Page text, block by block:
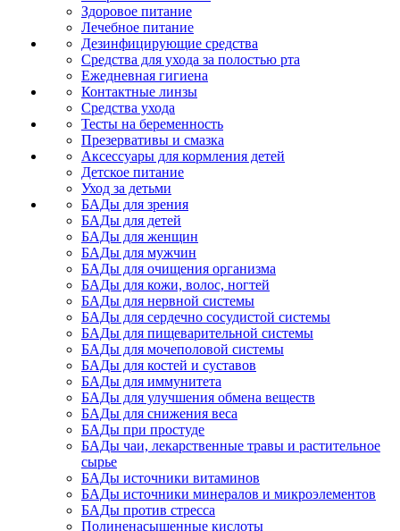
Здоровое питание
Лечебное питание
Дезинфицирующие средства
Средства для ухода за полостью рта
Ежедневная гигиена
Контактные линзы
Средства ухода
Тесты на беременность
Презервативы и смазка
Аксессуары для кормления детей
Детское питание
Уход за детьми
БАДы для зрения
БАДы для детей
БАДы для женщин
БАДы для мужчин
БАДы для очищения организма
БАДы для кожи, волос, ногтей
БАДы для нервной системы
БАДы для сердечно сосудистой системы
БАДы для пищеварительной системы
БАДы для мочеполовой системы
БАДы для костей и суставов
БАДы для иммунитета
БАДы для улучшения обмена веществ
БАДы для снижения веса
БАДы при простуде
БАДы чаи, лекарственные травы и растительное
сырье
БАДы источники витаминов
БАДы источники минералов и микроэлементов
БАДы против стресса
Полиненасыщенные кислоты